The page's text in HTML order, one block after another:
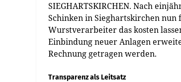
SIEGHARTSKIRCHEN. Nach
Schinken in Sieghartskirchen nun
Wurstverarbeiter das kosten
Einbindung neuer Anlagen
Rechnung getragen werden.
Transparenz als Leitsatz